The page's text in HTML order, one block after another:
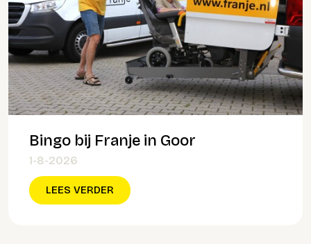
Bingo bij Franje in Goor
1-8-2026
LEES VERDER